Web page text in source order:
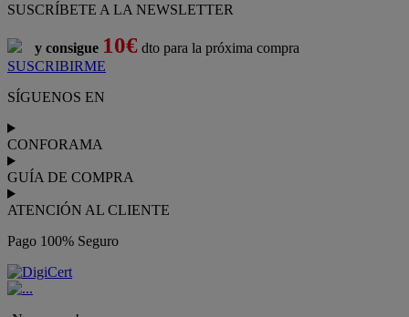
SUSCRÍBETE A LA NEWSLETTER
y consigue 10€ dto para la próxima compra
SUSCRIBIRME
SÍGUENOS EN
CONFORAMA
GUÍA DE COMPRA
ATENCIÓN AL CLIENTE
Pago 100% Seguro